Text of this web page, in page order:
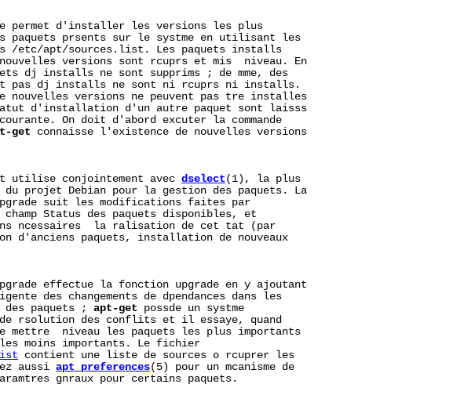
permet d'installer les versions les plus
paquets prsents sur le systme en utilisant les
/etc/apt/sources.list. Les paquets installs
versions sont rcuprs et mis  niveau. En
dj installs ne sont supprims ; de mme, des
pas dj installs ne sont ni rcuprs ni installs.
nouvelles versions ne peuvent pas tre installes
d'installation d'un autre paquet sont laisss
On doit d'abord excuter la commande
get connaisse l'existence de nouvelles versions
utilise conjointement avec
dselect (1), la plus
projet Debian pour la gestion des paquets. La
suit les modifications faites par
Status des paquets disponibles, et
ncessaires  la ralisation de cet tat (par
d'anciens paquets, installation de nouveaux
effectue la fonction upgrade en y ajoutant
des changements de dpendances dans les
des paquets ;
apt-get possde un systme
rsolution des conflits et il essaye, quand
mettre  niveau les paquets les plus importants
moins importants. Le fichier
contient une liste de sources o rcuprer les
aussi
apt_preferences(5) pour un mcanisme de
gnraux pour certains paquets.